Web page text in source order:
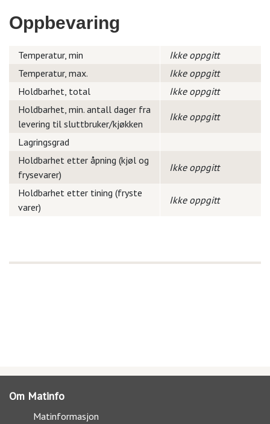
Oppbevaring
Temperatur, min
Ikke oppgitt
Temperatur, max.
Ikke oppgitt
Holdbarhet, total
Ikke oppgitt
Holdbarhet, min. antall dager fra
levering til sluttbruker/kjøkken
Ikke oppgitt
Lagringsgrad
Holdbarhet etter åpning (kjøl og
frysevarer)
Ikke oppgitt
Holdbarhet etter tining (fryste
varer)
Ikke oppgitt
Om Matinfo
Matinformasjon